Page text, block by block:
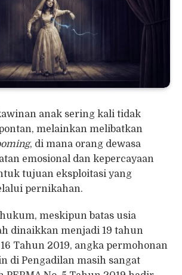
anak sering kali tidak
melainkan melibatkan
, di mana orang dewasa
emosional dan kepercayaan
tujuan eksploitasi yang
pernikahan.
meskipun batas usia
dinaikkan menjadi 19 tahun
Tahun 2019, angka permohonan
di Pengadilan masih sangat